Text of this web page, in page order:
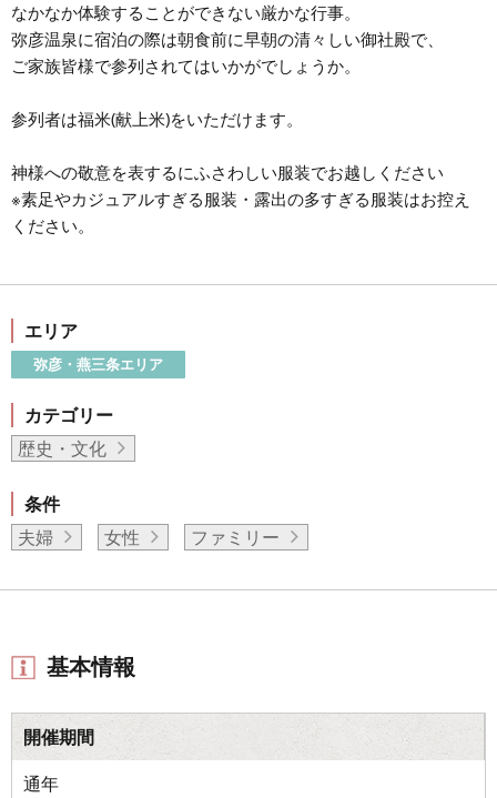
なかなか体験することができない厳かな行事。
弥彦温泉に宿泊の際は朝食前に早朝の清々しい御社殿で、
ご家族皆様で参列されてはいかがでしょうか。
参列者は福米(献上米)をいただけます。
神様への敬意を表するにふさわしい服装でお越しください
※素足やカジュアルすぎる服装・露出の多すぎる服装はお控え
ください。
エリア
弥彦・燕三条エリア
カテゴリー
歴史・文化
条件
夫婦
女性 ファミリー
基本情報
開催期間
通年